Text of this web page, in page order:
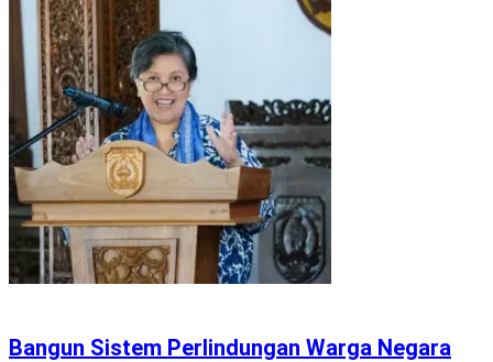
Bangun Sistem Perlindungan Warga Negara